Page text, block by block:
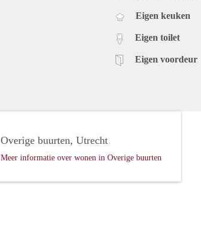
Eigen keuken
Eigen toilet
Eigen voordeur
Overige buurten, Utrecht
Meer informatie over wonen in Overige buurten